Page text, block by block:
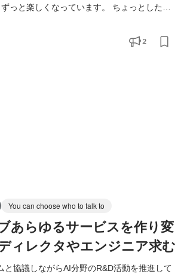
しくなっています。 ちょっとしたア
ー片手に雑談していたら
転がって、 その日のうちに小さなプロトタ
2
You can choose who to talk to
あらゆるサービスを作り変
ィレクタやエンジニア求む
と協議しながらAI分野のR&D活動を推進して